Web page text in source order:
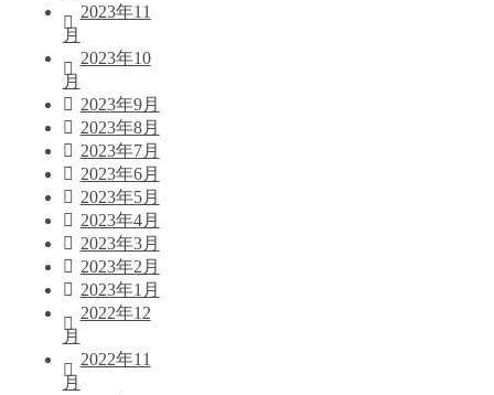
2023年11
月
2023年10
月
2023年9月
2023年8月
2023年7月
2023年6月
2023年5月
2023年4月
2023年3月
2023年2月
2023年1月
2022年12
月
2022年11
月